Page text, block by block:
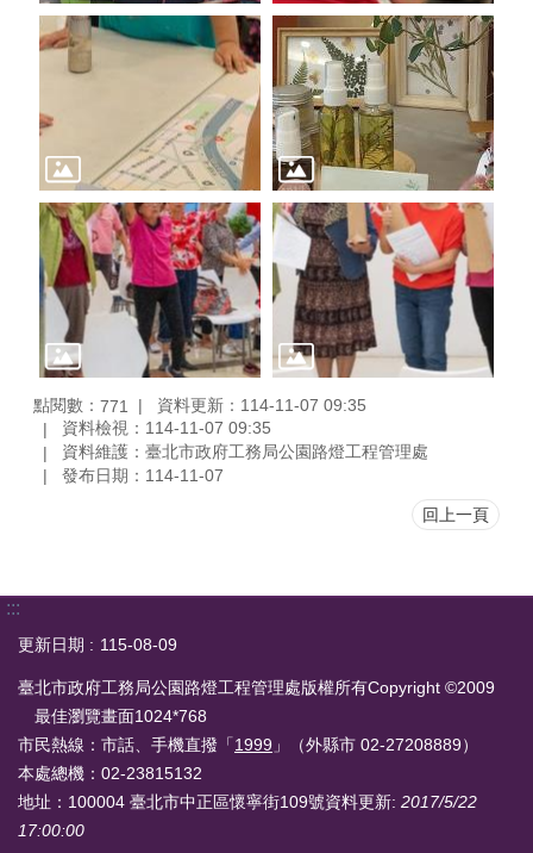
點閱數： 771
資料更新：114-11-07 09:35
資料檢視：114-11-07 09:35
資料維護：臺北市政府工務局公園路燈工程管理處
發布日期：114-11-07
回上一頁
:::
更新日期 115-08-09
臺北市政府工務局公園路燈工程管理處版權所有Copyright ©2009
最佳瀏覽畫面1024*768
市民熱線：市話、手機直撥「1999 」（外縣市 02-27208889）
本處總機：02-23815132
地址：100004 臺北市中正區懷寧街109號資料更新: 2017/5/22
17:00:00